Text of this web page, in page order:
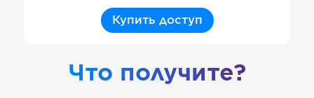
Купить доступ
Что получите?